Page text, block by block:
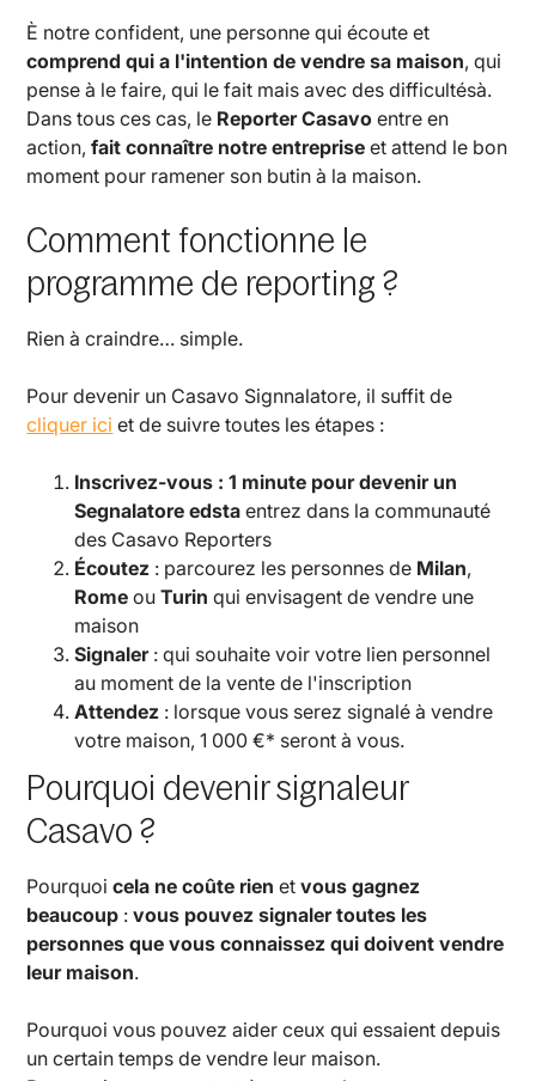
È notre confident, une personne qui écoute et
comprend qui a l'intention de vendre sa maison, qui
pense à le faire, qui le fait mais avec des difficultésà.
Dans tous ces cas, le Reporter Casavo entre en
action,fait connaître notre entreprise et attend le bon
moment pour ramener son butin à la maison.
Comment fonctionne le
programme de reporting ?
Rien à craindre… simple.
Pour devenir un Casavo Signnalatore, il suffit de
cliquer ici et de suivre toutes les étapes :
Inscrivez-vous : 1 minute pour devenir un
Segnalatore edsta entrez dans la communauté
des Casavo Reporters
Écoutez : parcourez les personnes de Milan,
Rome ouTurin qui envisagent de vendre une
maison
Signaler: qui souhaite voir votre lien personnel
au moment de la vente de l'inscription
Attendez : lorsque vous serez signalé à vendre
votre maison, 1 000 €* seront à vous.
Pourquoi devenir signaleur
Casavo ?
Pourquoicela ne coûte rien etvous gagnez
beaucoup :vous pouvez signaler toutes les
personnes que vous connaissez qui doivent vendre
leur maison.
Pourquoi vous pouvez aider ceux qui essaient depuis
un certain temps de vendre leur maison.